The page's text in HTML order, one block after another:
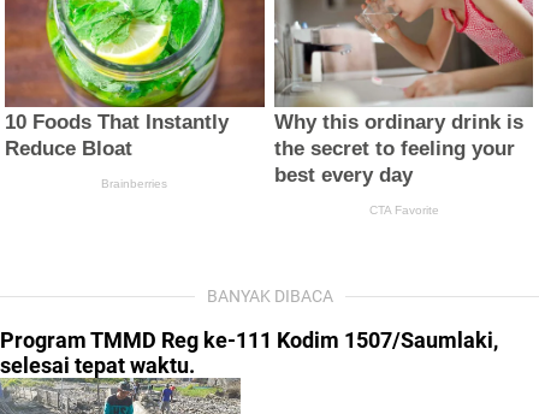
BANYAK DIBACA
Program TMMD Reg ke-111 Kodim 1507/Saumlaki,
selesai tepat waktu.